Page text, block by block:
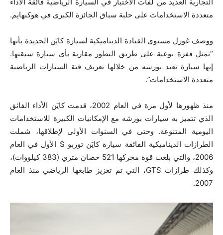
متعددة الاستخدامات على حلبة سباق الجائزة الكبرى في هوكنهايم.
ووصف غورل مستوى القيادة الديناميكية لسيارة كايَن الجديدة بأنها
“تمثل قفزة نوعية على طريق التطور مقارنة بأي سيارة سبقتها.
إنها سيارة تعيد بورشه من خلالها تعريف فئة السيارات الرياضية
متعددة الاستخدامات”.
منذ ظهورها لأول مرة في العام 2002‏، قدمت كايَن الأداء الفائق
الذي تتميز به سيارات بورشه مع الإمكانيات الكبيرة للاستخدامات
اليومية المتنوعة. وحتى في السنوات الأولى لإطلاقها، شملت
الطرازات الديناميكية الفائقة سيارة كايَن توربو ‎ S ‎ الأول في العام
2006‏، والتي بلغت قوة محركها ‎521 حصان متري ‏(383 كيلووات)،
وكذلك طرازات GTS، التي تم تعزيز طابعها الرياضي منذ العام
2007‏.